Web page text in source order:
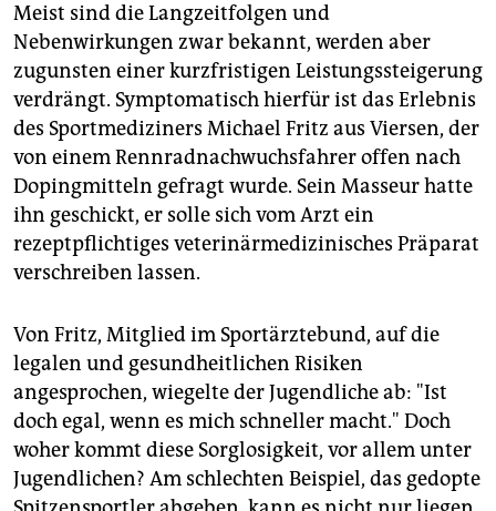
Meist sind die Langzeitfolgen und
Nebenwirkungen zwar bekannt, werden aber
zugunsten einer kurzfristigen Leistungssteigerung
verdrängt. Symptomatisch hierfür ist das Erlebnis
des Sportmediziners Michael Fritz aus Viersen, der
von einem Rennradnachwuchsfahrer offen nach
Dopingmitteln gefragt wurde. Sein Masseur hatte
ihn geschickt, er solle sich vom Arzt ein
rezeptpflichtiges veterinärmedizinisches Präparat
verschreiben lassen.
Von Fritz, Mitglied im Sportärztebund, auf die
legalen und gesundheitlichen Risiken
angesprochen, wiegelte der Jugendliche ab: "Ist
doch egal, wenn es mich schneller macht." Doch
woher kommt diese Sorglosigkeit, vor allem unter
Jugendlichen? Am schlechten Beispiel, das gedopte